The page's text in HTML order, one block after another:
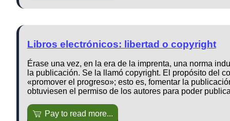
Libros electrónicos: libertad o copyright
Érase una vez, en la era de la imprenta, una norma
la publicación. Se la llamó copyright. El propósito del
«promover el progreso»; esto es, fomentar la
obtuviesen el permiso de los autores para poder
Pay to read more...